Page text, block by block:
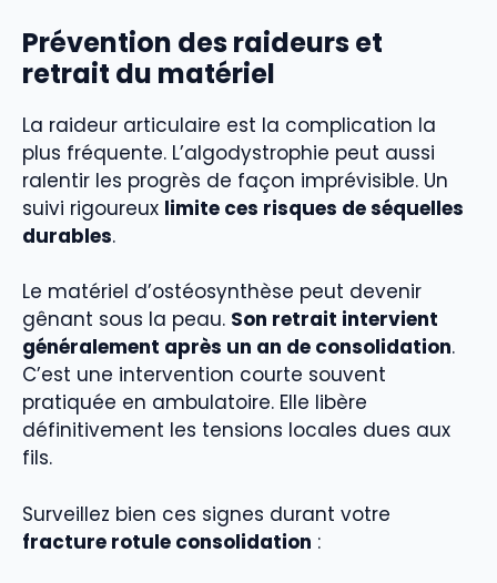
Prévention des raideurs et
retrait du matériel
La raideur articulaire est la complication la
plus fréquente. L’algodystrophie peut aussi
ralentir les progrès de façon imprévisible. Un
suivi rigoureux limite ces risques de séquelles
durables.
Le matériel d’ostéosynthèse peut devenir
gênant sous la peau. Son retrait intervient
généralement après un an de consolidation.
C’est une intervention courte souvent
pratiquée en ambulatoire. Elle libère
définitivement les tensions locales dues aux
fils.
Surveillez bien ces signes durant votre
fracture rotule consolidation :